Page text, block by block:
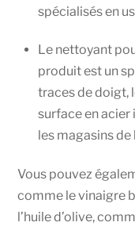
spécialisés en
Le nettoyant
produit est un
traces de doigt,
surface en acier
les magasins
Vous pouvez
comme le vinaigre
l’huile d’olive,